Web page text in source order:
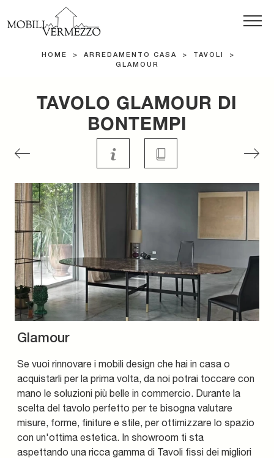
HOME > ARREDAMENTO CASA > TAVOLI
>
GLAMOUR
TAVOLO GLAMOUR DI
BONTEMPI
Glamour
Se vuoi rinnovare i mobili design che hai in casa o
acquistarli per la prima volta, da noi potrai toccare con
mano le soluzioni più belle in commercio. Durante la
scelta del tavolo perfetto per te bisogna valutare
misure, forme, finiture e stile, per ottimizzare lo spazio
con un'ottima estetica. In showroom ti sta
aspettando una ricca gamma di Tavoli fissi dei migliori